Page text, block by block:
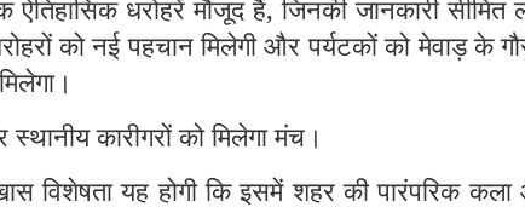
धरोहरें मौजूद हैं, जिनकी जानकारी सीमित
को नई पहचान मिलेगी और पर्यटकों को मेवाड़ के
कारीगरों को मिलेगा मंच।
विशेषता यह होगी कि इसमें शहर की पारंपरिक कला